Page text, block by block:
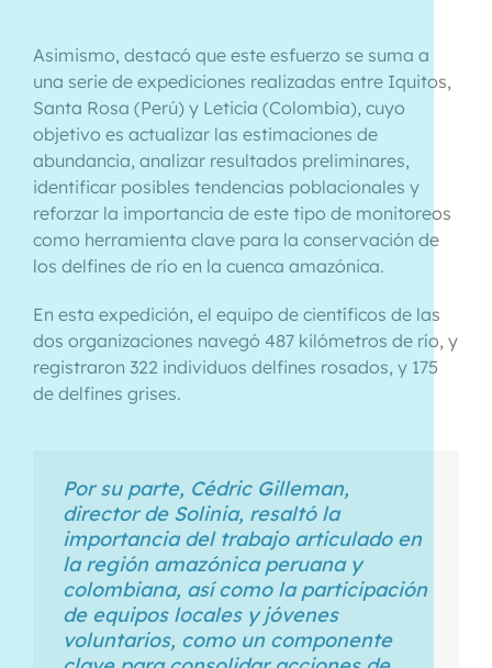
Asimismo, destacó que este esfuerzo se suma a
una serie de expediciones realizadas entre Iquitos,
Santa Rosa (Perú) y Leticia (Colombia), cuyo
objetivo es actualizar las estimaciones de
abundancia, analizar resultados preliminares,
identificar posibles tendencias poblacionales y
reforzar la importancia de este tipo de monitoreos
como herramienta clave para la conservación de
los delfines de río en la cuenca amazónica.
En esta expedición, el equipo de científicos de las
dos organizaciones navegó 487 kilómetros de río, y
registraron 322 individuos delfines rosados, y 175
de delfines grises.
Por su parte, Cédric Gilleman,
director de Solinia, resaltó la
importancia del trabajo articulado en
la región amazónica peruana y
colombiana, así como la participación
de equipos locales y jóvenes
voluntarios, como un componente